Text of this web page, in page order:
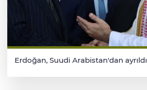
Erdoğan, Suudi Arabistan'dan ayrıldı